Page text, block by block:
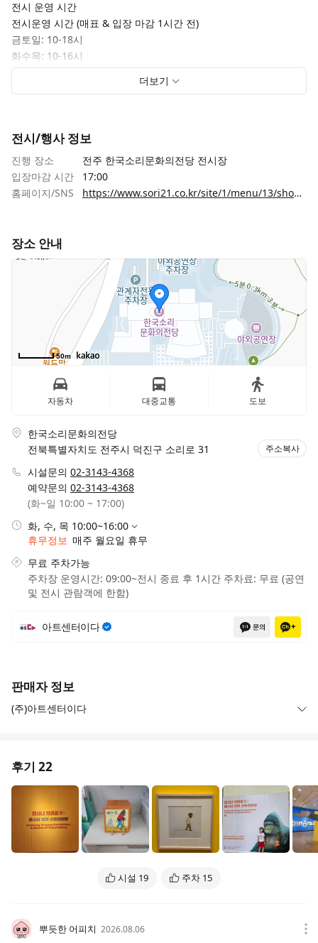
전시 운영 시간
전시운영 시간 (매표 & 입장 마감 1시간 전)
금토일: 10-18시
화수목: 10-16시
방학기간 7/21(화)-8/23(일) : 10-18시
더보기
전시/행사 정보
진행 장소
전주 한국소리문화의전당 전시장
입장마감 시간
17:00
홈페이지/SNS
https://www.sori21.co.kr/site/1/menu/13/show/exhibition/24304
장소 안내
50m
자동차 대중교통 도보
한국소리문화의전당
전북특별자치도 전주시 덕진구 소리로 31
주소복사
시설문의 02-3143-4368
예약문의 02-3143-4368
(화~일 10:00 ~ 17:00)
화, 수, 목 10:00~16:00
휴무정보 매주 월요일 휴무
무료 주차가능
주차장 운영시간: 09:00~전시 종료 후 1시간 주차료: 무료 (공연
및 전시 관람객에 한함)
아트센터이다 1:1문의
판매자 정보
(주)아트센터이다
후기 22
시설 19 주차 15
뿌듯한 어피치 2026.08.06